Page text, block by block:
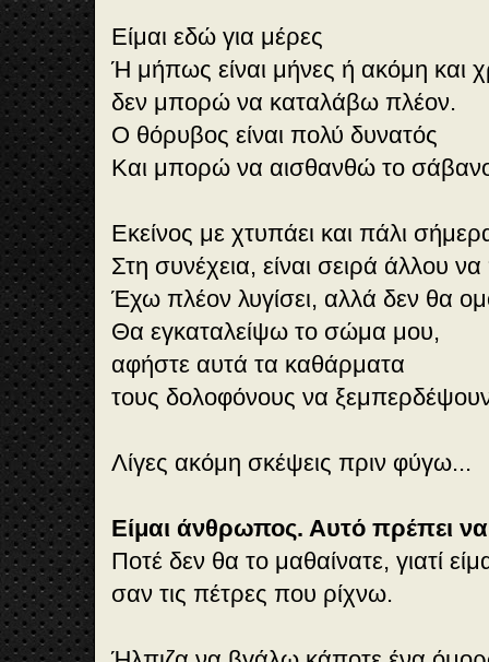
Είμαι εδώ για μέρες
Ή μήπως είναι μήνες ή ακόμη και
δεν μπορώ να καταλάβω πλέον.
Ο θόρυβος είναι πολύ δυνατός
Και μπορώ να αισθανθώ το
Εκείνος με χτυπάει και πάλι
Στη συνέχεια, είναι σειρά άλλου να
Έχω πλέον λυγίσει, αλλά δεν θα
Θα εγκαταλείψω το σώμα μου,
αφήστε αυτά τα καθάρματα
τους δολοφόνους να
Λίγες ακόμη σκέψεις πριν φύγω...
Είμαι άνθρωπος. Αυτό πρέπει να
Ποτέ δεν θα το μαθαίνατε, γιατί
σαν τις πέτρες που ρίχνω.